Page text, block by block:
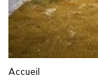
Accueil